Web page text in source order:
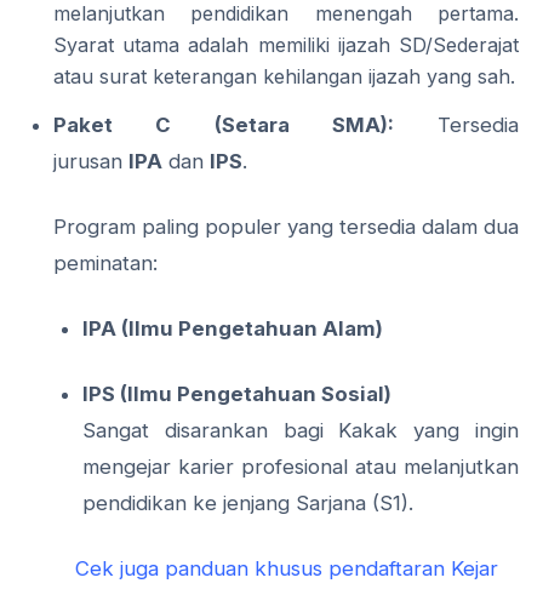
melanjutkan pendidikan menengah pertama.
Syarat utama adalah memiliki ijazah SD/Sederajat
atau surat keterangan kehilangan ijazah yang sah.
Paket C (Setara SMA): Tersedia
jurusan IPA dan IPS.
Program paling populer yang tersedia dalam dua
peminatan:
IPA (Ilmu Pengetahuan Alam)
IPS (Ilmu Pengetahuan Sosial)
Sangat disarankan bagi Kakak yang ingin
mengejar karier profesional atau melanjutkan
pendidikan ke jenjang Sarjana (S1).
Cek juga panduan khusus pendaftaran Kejar